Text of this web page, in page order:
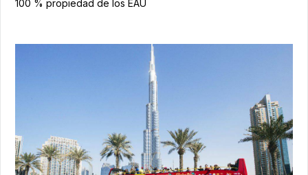
100 % propiedad de los EAU